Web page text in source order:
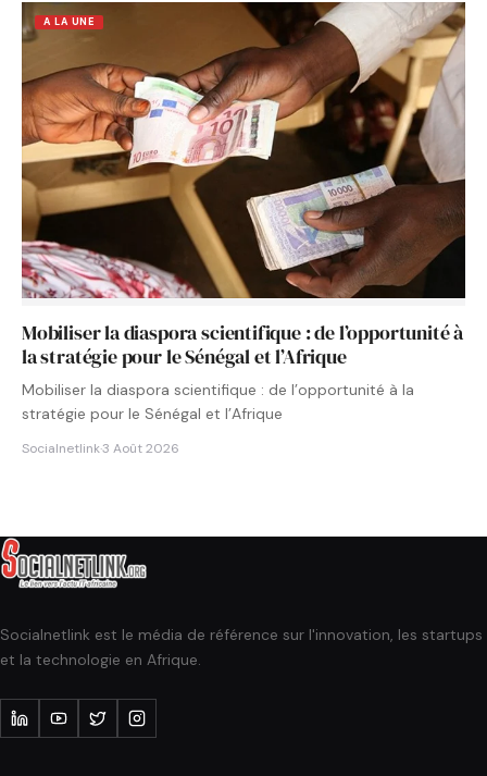
A LA UNE
Mobiliser la diaspora scientifique : de l’opportunité à
la stratégie pour le Sénégal et l’Afrique
Mobiliser la diaspora scientifique : de l’opportunité à la
stratégie pour le Sénégal et l’Afrique
Socialnetlink·3 Août 2026
Socialnetlink est le média de référence sur l'innovation, les startups
et la technologie en Afrique.